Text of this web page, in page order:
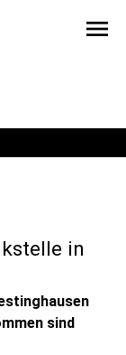
menu
in
sind